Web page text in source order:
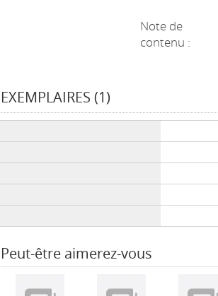
Note de
contenu :
EXEMPLAIRES (1)
Peut-être aimerez-vous